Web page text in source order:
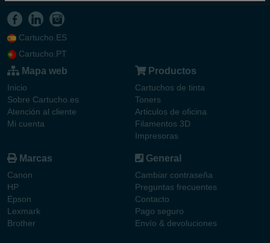
Cartucho.ES
Cartucho.PT
Mapa web
Inicio
Sobre Cartucho.es
Atención al cliente
Mi cuenta
Productos
Cartuchos de tinta
Toners
Articulos de oficina
Filamentos 3D
Impresoras
Marcas
Canon
HP
Epson
Lexmark
Brother
General
Cambiar contraseña
Preguntas frecuentes
Contacto
Pago seguro
Envío & devoluciones